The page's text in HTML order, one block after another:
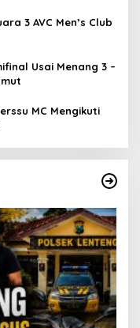
3 AVC Men’s Club
Usai Menang 3 –
MC Mengikuti